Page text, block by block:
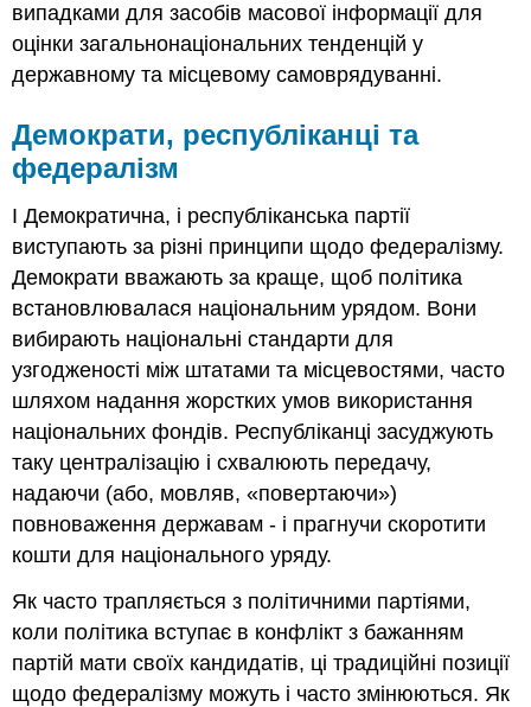
випадками для засобів масової інформації для
оцінки загальнонаціональних тенденцій у
державному та місцевому самоврядуванні.
Демократи, республіканці та
федералізм
І Демократична, і республіканська партії
виступають за різні принципи щодо федералізму.
Демократи вважають за краще, щоб політика
встановлювалася національним урядом. Вони
вибирають національні стандарти для
узгодженості між штатами та місцевостями, часто
шляхом надання жорстких умов використання
національних фондів. Республіканці засуджують
таку централізацію і схвалюють передачу,
надаючи (або, мовляв, «повертаючи»)
повноваження державам - і прагнучи скоротити
кошти для національного уряду.
Як часто трапляється з політичними партіями,
коли політика вступає в конфлікт з бажанням
партій мати своїх кандидатів, ці традиційні позиції
щодо федералізму можуть і часто змінюються. Як